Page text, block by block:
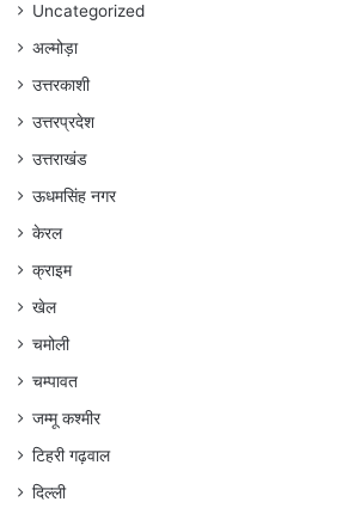
Uncategorized
अल्मोड़ा
उत्तरकाशी
उत्तरप्रदेश
उत्तराखंड
ऊधमसिंह नगर
केरल
क्राइम
खेल
चमोली
चम्पावत
जम्मू कश्मीर
टिहरी गढ़वाल
दिल्ली